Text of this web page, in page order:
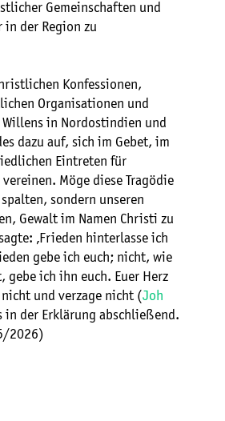
Gemeinschaften und
der Region zu
Konfessionen,
Organisationen und
Willens in Nordostindien und
dazu auf, sich im Gebet, im
Eintreten für
Möge diese Tragödie
sondern unseren
Gewalt im Namen Christi zu
‚Frieden hinterlasse ich
gebe ich euch; nicht, wie
gebe ich ihn euch. Euer Herz
und verzage nicht (Joh
in der Erklärung abschließend.
2026)